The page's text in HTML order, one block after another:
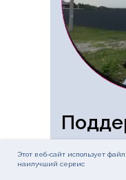
Мы будем
Этот веб-сайт использует
наилучший сервис